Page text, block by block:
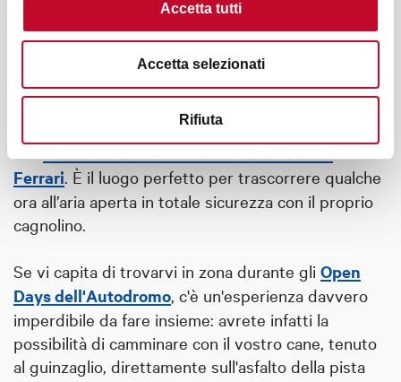
Accetta tutti
Accetta selezionati
Rifiuta
Nel territorio imolese, invece, la natura e il relax
fluviale incontrano l'adrenalina dei motori. L'area di
sgambatura lungo il fiume Santerno è una vera e
propria oasi verde totalmente isolata dal traffico
cittadino, situata in una posizione insolita tra il
corso dell'acqua e il celebre circuito
Autodromo Internazionale Enzo e Dino
Ferrari. È il luogo perfetto per trascorrere qualche
ora all’aria aperta in totale sicurezza con il proprio
cagnolino.
Se vi capita di trovarvi in zona durante gli Open
Days dell'Autodromo, c'è un'esperienza davvero
imperdibile da fare insieme: avrete infatti la
possibilità di camminare con il vostro cane, tenuto
al guinzaglio, direttamente sull'asfalto della pista